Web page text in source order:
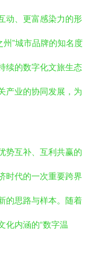
动、更富感染力的形
州”城市品牌的知名度
续的数字化文旅生态
产业的协同发展，为
势互补、互利共赢的
时代的一次重要跨界
的思路与样本。随着
化内涵的“数字温